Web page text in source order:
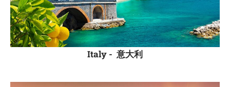
Italy - 意大利